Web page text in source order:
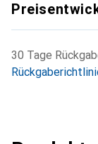
30 Tage